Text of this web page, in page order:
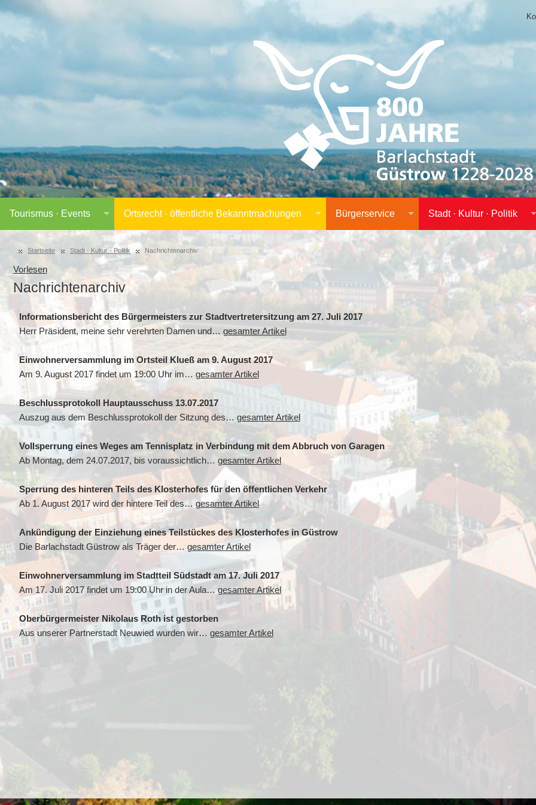
Tourismus · Events Ortsrecht · öffentliche Bekanntmachungen Bürgerservice Stadt · Kultur · Politik
Startseite Stadt · Kultur · Politik Nachrichtenarchiv
Vorlesen
Nachrichtenarchiv
Informationsbericht des Bürgermeisters zur Stadtvertretersitzung am 27. Juli 2017
Herr Präsident, meine sehr verehrten Damen und… gesamter Artikel
Einwohnerversammlung im Ortsteil Klueß am 9. August 2017
Am 9. August 2017 findet um 19:00 Uhr im… gesamter Artikel
Beschlussprotokoll Hauptausschuss 13.07.2017
Auszug aus dem Beschlussprotokoll der Sitzung des… gesamter Artikel
Vollsperrung eines Weges am Tennisplatz in Verbindung mit dem Abbruch von Garagen
Ab Montag, dem 24.07.2017, bis voraussichtlich… gesamter Artikel
Sperrung des hinteren Teils des Klosterhofes für den öffentlichen Verkehr
Ab 1. August 2017 wird der hintere Teil des… gesamter Artikel
Ankündigung der Einziehung eines Teilstückes des Klosterhofes in Güstrow
Die Barlachstadt Güstrow als Träger der… gesamter Artikel
Einwohnerversammlung im Stadtteil Südstadt am 17. Juli 2017
Am 17. Juli 2017 findet um 19:00 Uhr in der Aula…gesamter Artikel
Oberbürgermeister Nikolaus Roth ist gestorben
Aus unserer Partnerstadt Neuwied wurden wir… gesamter Artikel